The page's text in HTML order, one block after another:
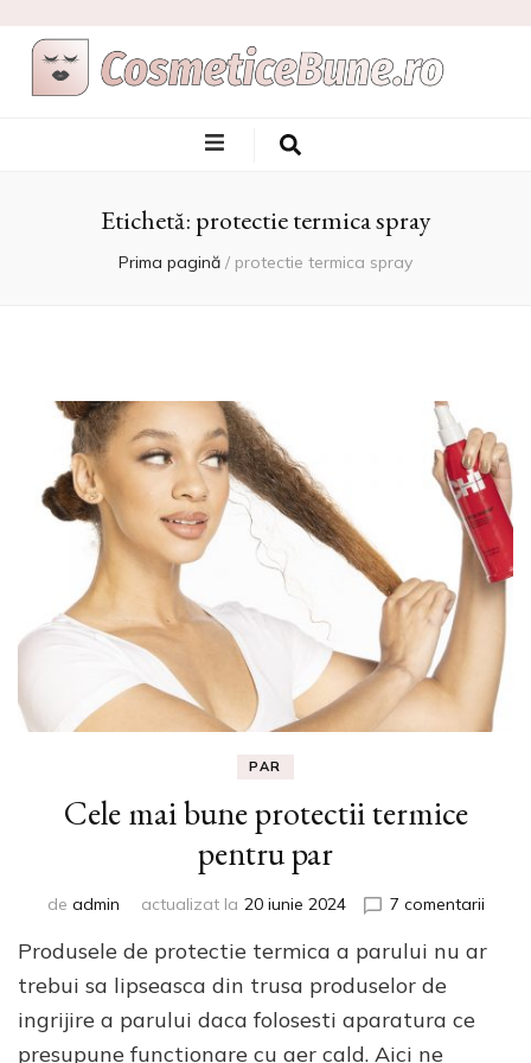
Cele Mai Bune
Produse
Cosmetice
Etichetă: protectie termica spray
Prima pagină / protectie termica spray
PAR
Cele mai bune protectii termice
pentru par
de admin actualizat la 20 iunie 2024 7 comentariila
mai
Produsele de protectie termica a parului nu ar
trebui sa lipseasca din trusa produselor de
ingrijire a parului daca folosesti aparatura ce
presupune functionare cu aer cald. Aici ne